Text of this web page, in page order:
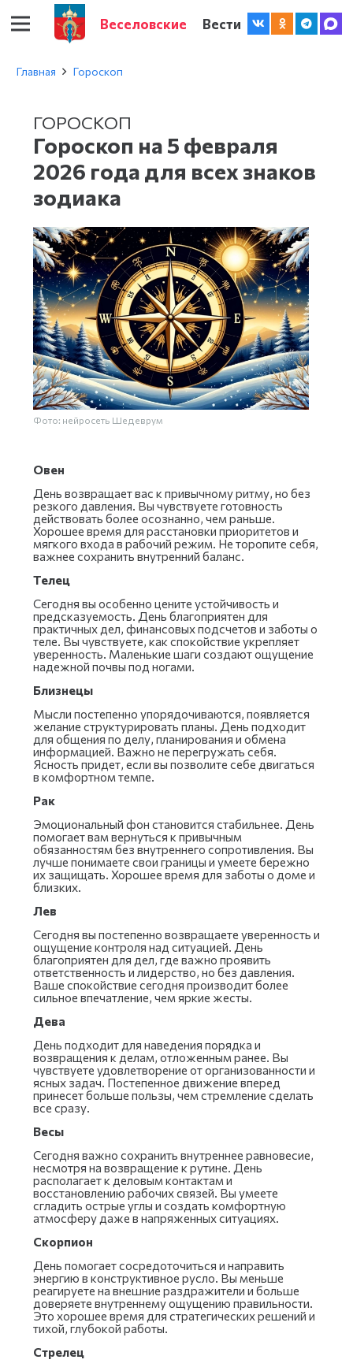
Веселовские Вести
Главная Гороскоп
ГОРОСКОП
Гороскоп на 5 февраля
2026 года для всех знаков
зодиака
Фото: нейросеть Шедеврум
Овен
День возвращает вас к привычному ритму, но без
резкого давления. Вы чувствуете готовность
действовать более осознанно, чем раньше.
Хорошее время для расстановки приоритетов и
мягкого входа в рабочий режим. Не торопите себя,
важнее сохранить внутренний баланс.
Телец
Сегодня вы особенно цените устойчивость и
предсказуемость. День благоприятен для
практичных дел, финансовых подсчетов и заботы о
теле. Вы чувствуете, как спокойствие укрепляет
уверенность. Маленькие шаги создают ощущение
надежной почвы под ногами.
Близнецы
Мысли постепенно упорядочиваются, появляется
желание структурировать планы. День подходит
для общения по делу, планирования и обмена
информацией. Важно не перегружать себя.
Ясность придет, если вы позволите себе двигаться
в комфортном темпе.
Рак
Эмоциональный фон становится стабильнее. День
помогает вам вернуться к привычным
обязанностям без внутреннего сопротивления. Вы
лучше понимаете свои границы и умеете бережно
их защищать. Хорошее время для заботы о доме и
близких.
Лев
Сегодня вы постепенно возвращаете уверенность и
ощущение контроля над ситуацией. День
благоприятен для дел, где важно проявить
ответственность и лидерство, но без давления.
Ваше спокойствие сегодня производит более
сильное впечатление, чем яркие жесты.
Дева
День подходит для наведения порядка и
возвращения к делам, отложенным ранее. Вы
чувствуете удовлетворение от организованности и
ясных задач. Постепенное движение вперед
принесет больше пользы, чем стремление сделать
все сразу.
Весы
Сегодня важно сохранить внутреннее равновесие,
несмотря на возвращение к рутине. День
располагает к деловым контактам и
восстановлению рабочих связей. Вы умеете
сгладить острые углы и создать комфортную
атмосферу даже в напряженных ситуациях.
Скорпион
День помогает сосредоточиться и направить
энергию в конструктивное русло. Вы меньше
реагируете на внешние раздражители и больше
доверяете внутреннему ощущению правильности.
Это хорошее время для стратегических решений и
тихой, глубокой работы.
Стрелец